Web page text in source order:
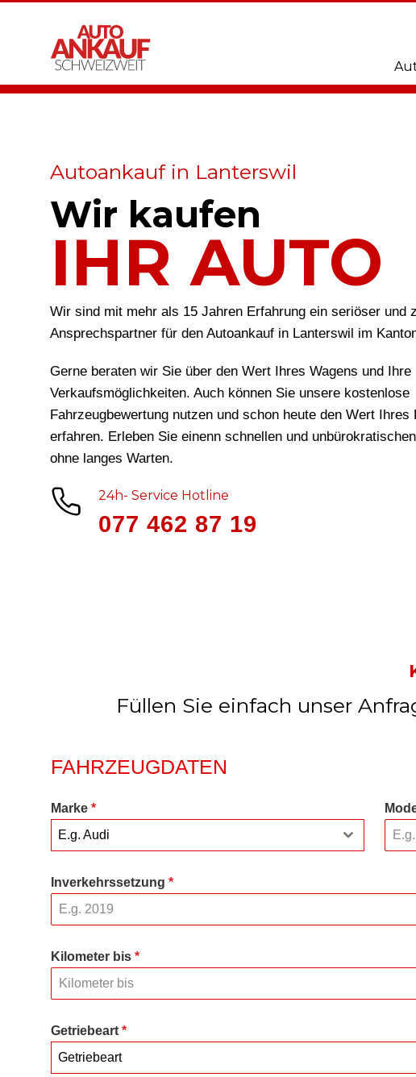
Autoankauf in Lanterswil
Wir kaufen
IHR AUTO
Wir sind mit mehr als 15 Jahren Erfahrung ein seriöser und
Ansprechspartner für den Autoankauf in Lanterswil im
Gerne beraten wir Sie über den Wert Ihres Wagens und Ihre
Verkaufsmöglichkeiten. Auch können Sie unsere kostenlose
Fahrzeugbewertung nutzen und schon heute den Wert Ihres
erfahren. Erleben Sie einenn schnellen und
ohne langes Warten.
24h- Service Hotline
077 462 87 19
Füllen Sie einfach unser
FAHRZEUGDATEN
Marke *
E.g. Audi
Inverkehrssetzung *
Kilometer bis *
Getriebeart *
Getriebeart